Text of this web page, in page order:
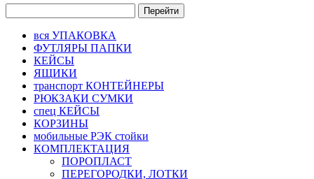
Перейти
вся УПАКОВКА
ФУТЛЯРЫ ПАПКИ
КЕЙСЫ
ЯЩИКИ
транспорт КОНТЕЙНЕРЫ
РЮКЗАКИ СУМКИ
спец КЕЙСЫ
КОРЗИНЫ
мобильные РЭК стойки
КОМПЛЕКТАЦИЯ
ПОРОПЛАСТ
ПЕРЕГОРОДКИ, ЛОТКИ